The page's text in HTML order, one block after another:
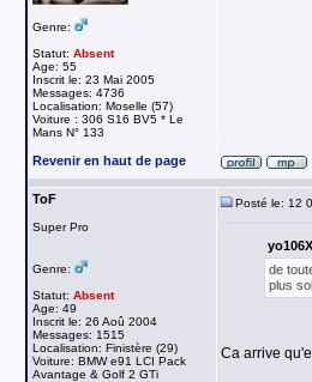
Genre:
Statut: Absent
Age: 55
Inscrit le: 23 Mai 2005
Messages: 4736
Localisation: Moselle (57)
Voiture : 306 S16 BV5 * Le
Mans N° 133
Revenir en haut de page
ToF
Super Pro
Genre:
Statut: Absent
Age: 49
Inscrit le: 26 Aoû 2004
Messages: 1515
Localisation: Finistère (29)
Voiture: BMW e91 LCI Pack
Avantage & Golf 2 GTi
Posté le: 12
de
plus
Ca arrive